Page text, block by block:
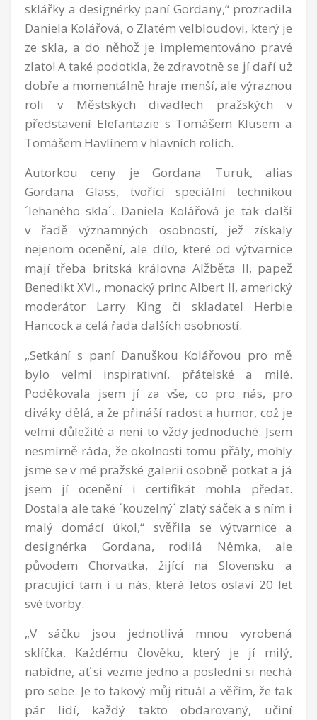
sklářky a designérky paní Gordany,“ prozradila
Daniela Kolářová, o Zlatém velbloudovi, který je
ze skla, a do něhož je implementováno pravé
zlato! A také podotkla, že zdravotně se jí daří už
dobře a momentálně hraje menší, ale výraznou
roli v Městských divadlech pražských v
představení Elefantazie s Tomášem Klusem a
Tomášem Havlínem v hlavních rolích.
Autorkou ceny je Gordana Turuk, alias
Gordana Glass, tvořící speciální technikou
´lehaného skla´. Daniela Kolářová je tak další
v řadě významných osobností, jež získaly
nejenom ocenění, ale dílo, které od výtvarnice
mají třeba britská královna Alžběta II, papež
Benedikt XVI., monacký princ Albert II, americký
moderátor Larry King či skladatel Herbie
Hancock a celá řada dalších osobností.
„Setkání s paní Danuškou Kolářovou pro mě
bylo velmi inspirativní, přátelské a milé.
Poděkovala jsem jí za vše, co pro nás, pro
diváky dělá, a že přináší radost a humor, což je
velmi důležité a není to vždy jednoduché. Jsem
nesmírně ráda, že okolnosti tomu přály, mohly
jsme se v mé pražské galerii osobně potkat a já
jsem jí ocenění i certifikát mohla předat.
Dostala ale také ´kouzelný´ zlatý sáček a s ním i
malý domácí úkol,“ svěřila se výtvarnice a
designérka Gordana, rodilá Němka, ale
původem Chorvatka, žijící na Slovensku a
pracující tam i u nás, která letos oslaví 20 let
své tvorby.
„V sáčku jsou jednotlivá mnou vyrobená
sklíčka. Každému člověku, který je jí milý,
nabídne, ať si vezme jedno a poslední si nechá
pro sebe. Je to takový můj rituál a věřím, že tak
pár lidí, každý takto obdarovaný, učiní